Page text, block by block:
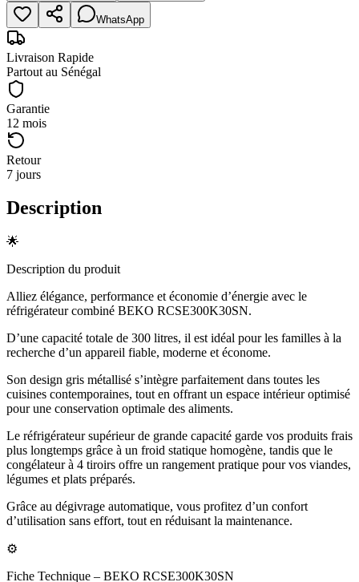
WhatsApp
Livraison Rapide
Partout au Sénégal
Garantie
12 mois
Retour
7 jours
Description
🌟
Description du produit
Alliez élégance, performance et économie d’énergie avec le
réfrigérateur combiné BEKO RCSE300K30SN.
D’une capacité totale de 300 litres, il est idéal pour les familles à la
recherche d’un appareil fiable, moderne et économe.
Son design gris métallisé s’intègre parfaitement dans toutes les
cuisines contemporaines, tout en offrant un espace intérieur optimisé
pour une conservation optimale des aliments.
Le réfrigérateur supérieur de grande capacité garde vos produits frais
plus longtemps grâce à un froid statique homogène, tandis que le
congélateur à 4 tiroirs offre un rangement pratique pour vos viandes,
légumes et plats préparés.
Grâce au dégivrage automatique, vous profitez d’un confort
d’utilisation sans effort, tout en réduisant la maintenance.
⚙️
Fiche Technique – BEKO RCSE300K30SN